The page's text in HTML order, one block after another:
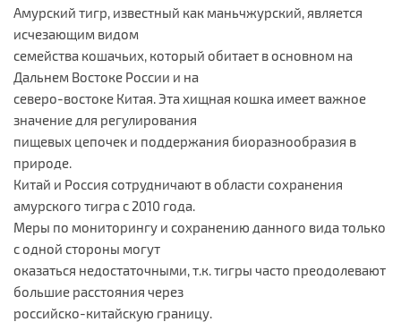
Амурский тигр, известный как маньчжурский, является
исчезающим видом
семейства кошачьих, который обитает в основном на
Дальнем Востоке России и на
северо-востоке Китая. Эта хищная кошка имеет важное
значение для регулирования
пищевых цепочек и поддержания биоразнообразия в
природе.
Китай и Россия сотрудничают в области сохранения
амурского тигра с 2010 года.
Меры по мониторингу и сохранению данного вида только
с одной стороны могут
оказаться недостаточными, т.к. тигры часто преодолевают
большие расстояния через
российско-китайскую границу.